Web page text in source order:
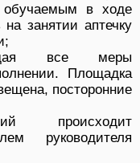
обучаемым в ходе
занятии аптечку
все меры
Площадка
посторонние
происходит
руководителя